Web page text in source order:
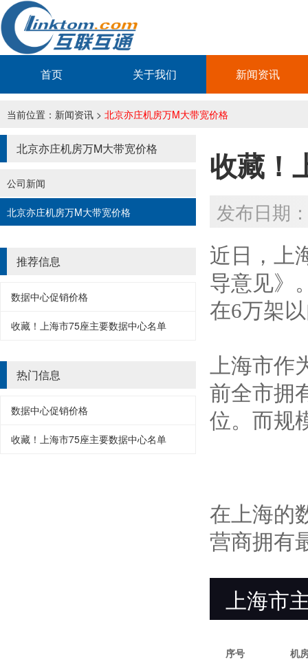
首页 关于我们 新闻资讯
当前位置： 新闻资讯 > 北京亦庄机房万M大带宽价格
北京亦庄机房万M大带宽价格
公司新闻
北京亦庄机房万M大带宽价格
推荐信息
数据中心促销价格
收藏！上海市75座主要数据中心名单
热门信息
数据中心促销价格
收藏！上海市75座主要数据中心名单
收藏！
发布日期
近日，上
导意见》
在6万架
上海市
前全市拥
位。而规
在上海的
营商拥有
上海市
序号
机